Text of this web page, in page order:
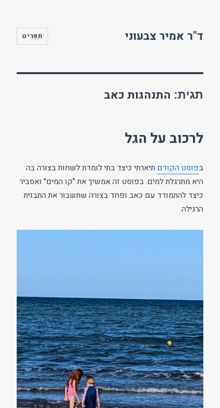
ד"ר אמיר צבעוני תפריט
תגית: התנהגות כאב
לרכוב על הגל
בפוסט הקודם תיארתי כיצד בתי לומדת לשחות בצורה בה
היא מתרגלת למים. בפוסט זה אמשיך את "קו המים" ואסביר
כיצד להתמודד עם כאב ופחד בצורה שתשבור את התבנית
הרגילה.